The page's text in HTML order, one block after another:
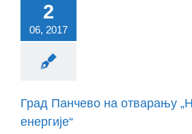
2
06, 2017
Град Панчево на отварању
енергије“